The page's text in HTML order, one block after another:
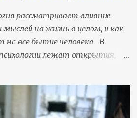
рассматривает влияние
на жизнь в целом, и как
на все бытие человека. В
лежат открытия,
исполнения желаний и
силы мысли . Получение